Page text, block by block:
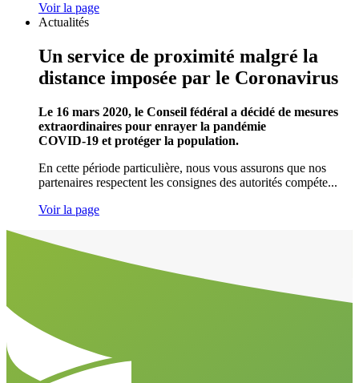
Voir la page
Actualités
Un service de proximité malgré la
distance imposée par le Coronavirus
Le 16 mars 2020, le Conseil fédéral a décidé de mesures
extraordinaires pour enrayer la pandémie
COVID‐19 et protéger la population.
En cette période particulière, nous vous assurons que nos
partenaires respectent les consignes des autorités compéte...
Voir la page
Aller en haut de la page
Bas de page